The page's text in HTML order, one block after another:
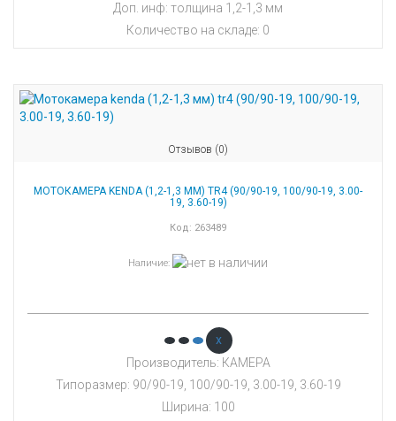
Доп. инф: толщина 1,2-1,3 мм
Количество на складе: 0
Отзывов (0)
МОТОКАМЕРА KENDA (1,2-1,3 ММ) TR4 (90/90-19, 100/90-19, 3.00-
19, 3.60-19)
Код: 263489
Наличие:
x
Производитель: КАМЕРА
Типоразмер: 90/90-19, 100/90-19, 3.00-19, 3.60-19
Ширина: 100